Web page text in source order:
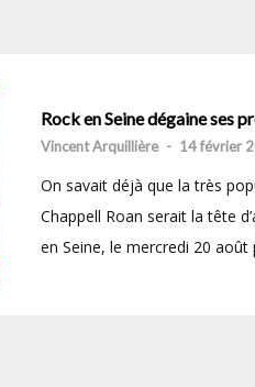
Rock en Seine dégaine ses
Vincent Arquillière - 14 février
On savait déjà que la très
Chappell Roan serait la tête
en Seine, le mercredi 20